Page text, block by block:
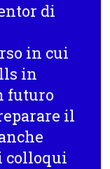
di
in cui
in
futuro
il
colloqui